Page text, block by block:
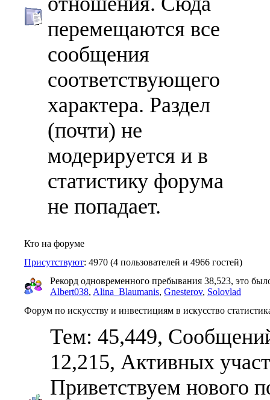
перемещаются все
сообщения
соответствующего
характера. Раздел
(почти) не
модерируется и в
статистику форума
не попадает.
Кто на форуме
Присутствуют: 4970 (4 пользователей и 4966 гостей)
Рекорд одновременного пребывания 38,523, это
Albert038, Alina_Blaumanis, Gnesterov, Solovlad
Форум по искусству и инвестициям в искусство
Тем: 45,449,
12,215, Активных
Приветствуем нового